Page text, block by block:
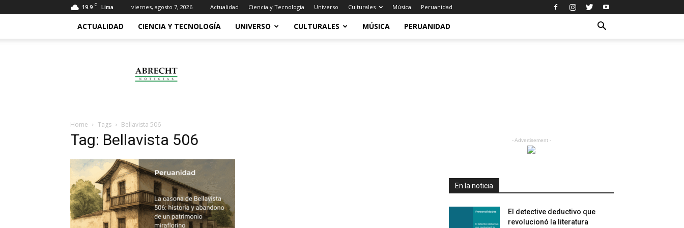
19.9 C Lima viernes, agosto 7, 2026 Actualidad Ciencia y Tecnología Universo Culturales Música Peruanidad
ACTUALIDAD CIENCIA Y TECNOLOGÍA UNIVERSO CULTURALES MÚSICA PERUANIDAD
Home Tags Bellavista 506
Tag: Bellavista 506 - Advertisement -
En la noticia
El detective deductivo que
revolucionó la literatura